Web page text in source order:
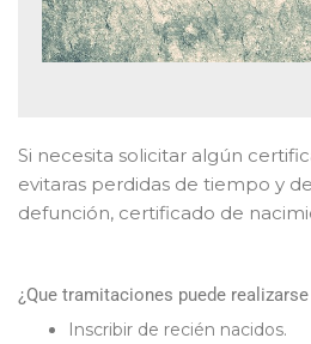
Si necesita solicitar algún
evitaras perdidas de tiempo y
defunción, certificado de
¿Que tramitaciones puede
Inscribir de recién nacidos.